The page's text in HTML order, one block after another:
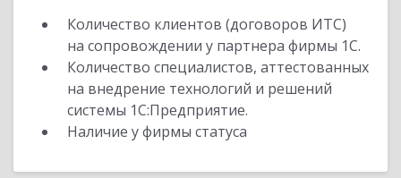
Количество клиентов (договоров ИТС)
на сопровождении у партнера фирмы 1С.
Количество специалистов, аттестованных
на внедрение технологий и решений
системы 1С:Предприятие.
Наличие у фирмы статуса